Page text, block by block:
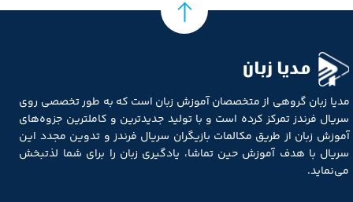
مدیا زبان
مدیا زبان گروهی از متخصصان آموزش زبان است که به طور تخصصی روی
سریال فرندز تمرکز کرده است و با تولید جدیدترین و کاملترین جزوه‌های
آموزش زبان از طریق مکالمات بازیگران سریال فرندز و تدوین مجدد این
سریال با هدف آموزش حین تماشا، یادگیری زبان را برای شما لذتبخش
می‌نماید.